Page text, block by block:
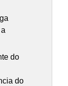
do
do